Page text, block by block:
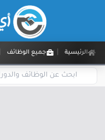
الرئيسية جميع الوظائف